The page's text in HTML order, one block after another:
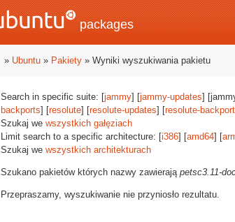
packages
» Ubuntu » Pakiety » Wyniki wyszukiwania pakietu
Search in specific suite: [jammy] [jammy-updates]
backports] [resolute] [resolute-updates] [resolute-
Szukaj we wszystkich gałęziach
Limit search to a specific architecture: [i386] [amd64] [
Szukaj we wszystkich architekturach
Szukano pakietów których nazwy zawierają petsc3.11-
Przepraszamy, wyszukiwanie nie przyniosło rezultatu.